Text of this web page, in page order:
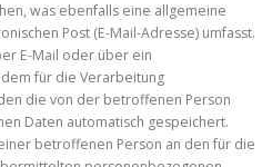
was ebenfalls eine allgemeine
Post (E-Mail-Adresse) umfasst.
E-Mail oder über ein
für die Verarbeitung
die von der betroffenen Person
Daten automatisch gespeichert.
betroffenen Person an den für die